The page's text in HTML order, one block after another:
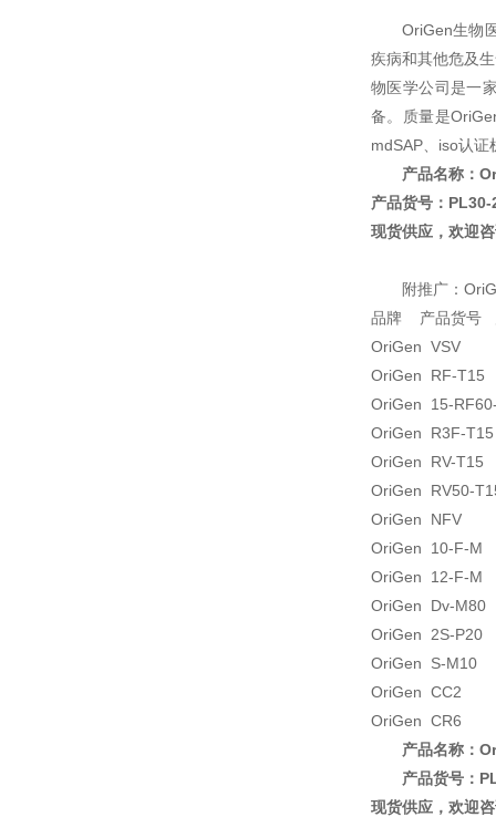
OriGen生物
疾病和其他危及
物医学公司是一
备。质量是
mdSAP、iso认证
产品名称：
产品货号：PL30-
现货供应，欢迎
附推广：
品牌 产品货号
OriGen VSV
OriGen RF-T15
OriGen 15-
OriGen R3F-
OriGen RV-T15
OriGen RV50-
OriGen NFV
OriGen 10-F-M
OriGen 12-F-M
OriGen Dv-M80
OriGen 2S-P20
OriGen S-M10
OriGen CC2
OriGen CR6
产品名称：
产品货号：
现货供应，欢迎